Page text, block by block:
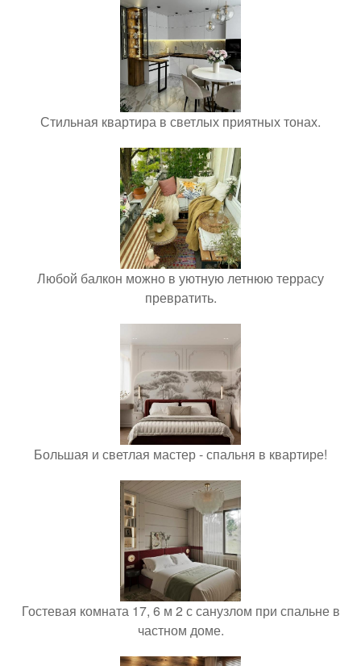
Стильная квартира в светлых приятных тонах.
Любой балкон можно в уютную летнюю террасу
превратить.
Большая и светлая мастер - спальня в квартире!
Гостевая комната 17, 6 м 2 с санузлом при спальне в
частном доме.